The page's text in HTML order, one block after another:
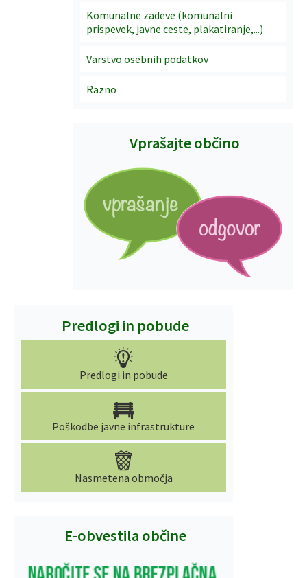
Komunalne zadeve (komunalni
prispevek, javne ceste, plakatiranje,...)
Varstvo osebnih podatkov
Razno
Vprašajte občino
Predlogi in pobude
Predlogi in pobude
Poškodbe javne infrastrukture
Nasmetena območja
E-obvestila občine